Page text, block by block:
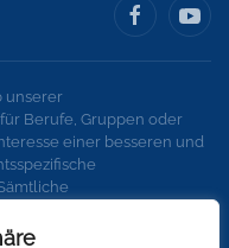
unserer
Berufe, Gruppen oder
einer besseren und